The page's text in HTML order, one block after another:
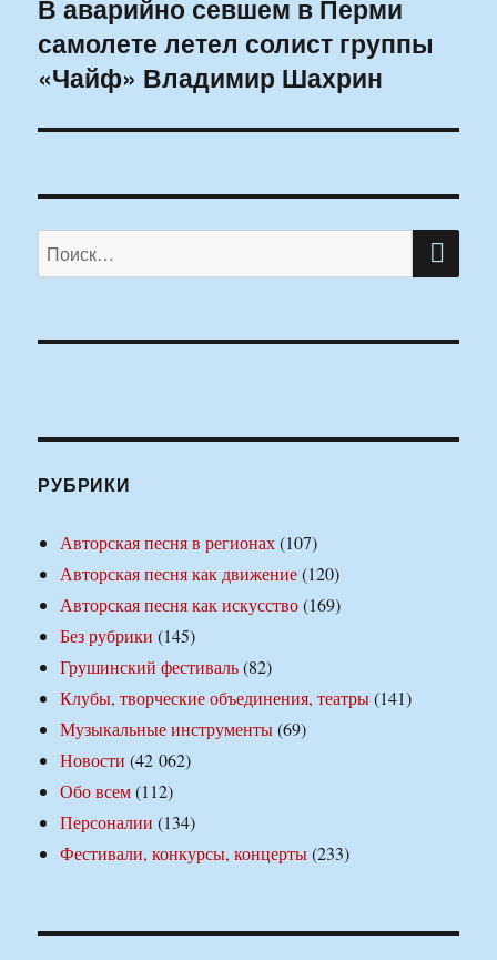
Следующая
запись:
В аварийно севшем в Перми
самолете летел солист группы
«Чайф» Владимир Шахрин
Искать:
РУБРИКИ
Авторская песня в регионах(107)
Авторская песня как движение(120)
Авторская песня как искусство(169)
Без рубрики (145)
Грушинский фестиваль(82)
Клубы, творческие объединения, театры(141)
Музыкальные инструменты(69)
Новости (42 062)
Обо всем(112)
Персоналии (134)
Фестивали, конкурсы, концерты(233)